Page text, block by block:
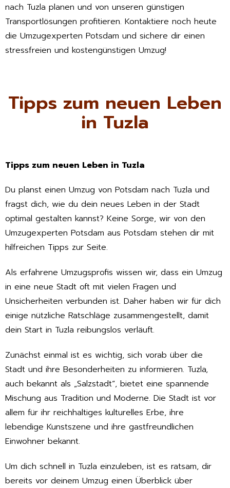
nach Tuzla planen und von unseren günstigen
Transportlösungen profitieren. Kontaktiere noch heute
die Umzugexperten Potsdam und sichere dir einen
stressfreien und kostengünstigen Umzug!
Tipps zum neuen Leben
in Tuzla
Tipps zum neuen Leben in Tuzla
Du planst einen Umzug von Potsdam nach Tuzla und
fragst dich, wie du dein neues Leben in der Stadt
optimal gestalten kannst? Keine Sorge, wir von den
Umzugexperten Potsdam aus Potsdam stehen dir mit
hilfreichen Tipps zur Seite.
Als erfahrene Umzugsprofis wissen wir, dass ein Umzug
in eine neue Stadt oft mit vielen Fragen und
Unsicherheiten verbunden ist. Daher haben wir für dich
einige nützliche Ratschläge zusammengestellt, damit
dein Start in Tuzla reibungslos verläuft.
Zunächst einmal ist es wichtig, sich vorab über die
Stadt und ihre Besonderheiten zu informieren. Tuzla,
auch bekannt als „Salzstadt“, bietet eine spannende
Mischung aus Tradition und Moderne. Die Stadt ist vor
allem für ihr reichhaltiges kulturelles Erbe, ihre
lebendige Kunstszene und ihre gastfreundlichen
Einwohner bekannt.
Um dich schnell in Tuzla einzuleben, ist es ratsam, dir
bereits vor deinem Umzug einen Überblick über